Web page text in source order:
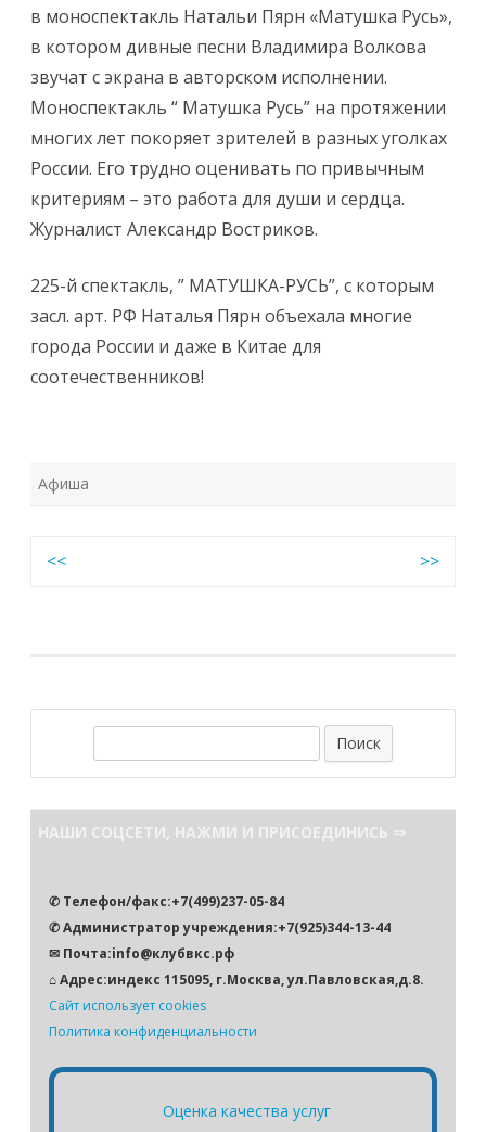
в​ моноспектакль Натальи Пярн «Матушка Русь»,
в​ котором дивные песни Владимира Волкова​
звучат с экрана в авторском исполнении.​
Моноспектакль “​ Матушка Русь” на протяжении
многих лет покоряет зрителей в разных​ уголках
России. Его​ трудно оценивать по привычным
критериям – это работа для души и сердца. ​ ​ ​ ​ ​
Журналист Александр Востриков.​ ​
225-й спектакль, ” МАТУШКА-РУСЬ”, с которым
засл. арт. РФ Наталья Пярн объехала многие
города России и даже в Китае для
соотечественников!
Афиша
Навигация
<< >>
НАШИ СОЦСЕТИ, НАЖМИ И ПРИСОЕДИНИСЬ ⇒
✆ Телефон/факс:+7(499)237-05-84
✆ Администратор учреждения:+7(925)344-13-44
✉ Почта:info@клубвкс.рф
⌂ Адрес:индекс 115095, г.Москва, ул.Павловская,д.8.
Сайт использует cookies
Политика конфиденциальности
Оценка качества услуг